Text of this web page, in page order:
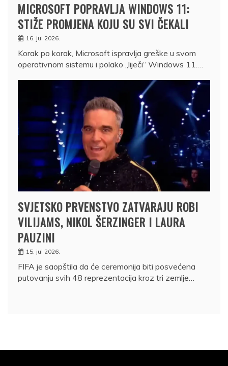
MICROSOFT POPRAVLJA WINDOWS 11:
STIŽE PROMJENA KOJU SU SVI ČEKALI
16. jul 2026.
Korak po korak, Microsoft ispravlja greške u svom
operativnom sistemu i polako „liječi“ Windows 11.…
SVJETSKO PRVENSTVO ZATVARAJU ROBI
VILIJAMS, NIKOL ŠERZINGER I LAURA
PAUZINI
15. jul 2026.
FIFA je saopštila da će ceremonija biti posvećena
putovanju svih 48 reprezentacija kroz tri zemlje…